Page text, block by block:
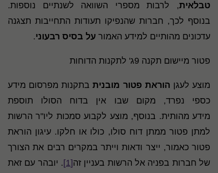
טבלאית, לרבות מספרי השוואה לשנתיים נוספות.
בנוסף לכך, חברות שהנפיקו תעודות התחייבות תצגנה
עדכונים מהותיים למידע האמור על בסיס רבעוני.
פטור מיישום תקנה 9ג' לתקנות הדוחות
מוצע לעגן הוראת פטור מובניתבתקנות מפרסום מידע
כספי נפרד, מקום שבו אין בדוח הסולו תוספת
מידע מהותית. בנוסף, מוצע לקבוע סמכות ליו"ר הרשות
למתן פטור ממתן דוח סולו, כולו או חלקו. עיגון הוראת
פטור כאמור, ייצר ודאות וייתר במקרים רבים את הצורך
של חברות בפניה אל הרשות בעניין זה [1]
. יובהר עם זאת